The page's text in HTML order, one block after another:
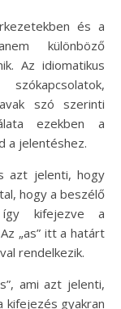
és a
különböző
Az idiomatikus
szó szerinti
ezekben a
a jelentéshez.
azt jelenti, hogy
hogy a beszélő
kifejezve a
„as” itt a határt
rendelkezik.
ami azt jelenti,
kifejezés gyakran